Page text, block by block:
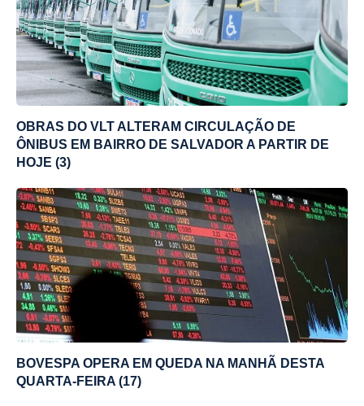
OBRAS DO VLT ALTERAM CIRCULAÇÃO DE
ÔNIBUS EM BAIRRO DE SALVADOR A PARTIR DE
HOJE (3)
BOVESPA OPERA EM QUEDA NA MANHÃ DESTA
QUARTA-FEIRA (17)